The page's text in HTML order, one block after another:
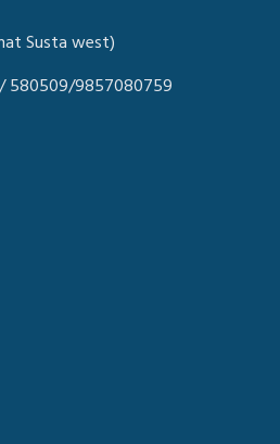
Susta west)
580509/9857080759